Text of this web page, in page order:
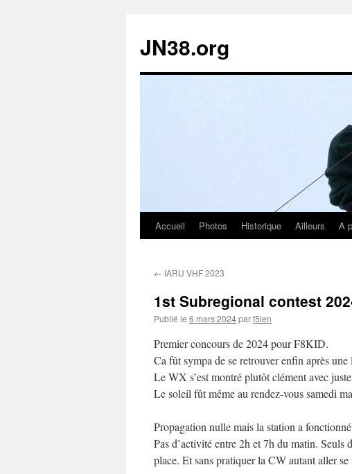
JN38.org
Aller
contenu
Accueil Photos Historique Ailleurs A
← IARU VHF 2023
1st Subregional contest
Publié le 6 mars 2024parf5len
Premier concours de 2024 pour F8KID.
Ca fût sympa de se retrouver enfin après
Le WX s’est montré plutôt clément avec
Le soleil fût même au rendez-vous samedi
Propagation nulle mais la station a
Pas d’activité entre 2h et 7h du matin.
place. Et sans pratiquer la CW autant aller se